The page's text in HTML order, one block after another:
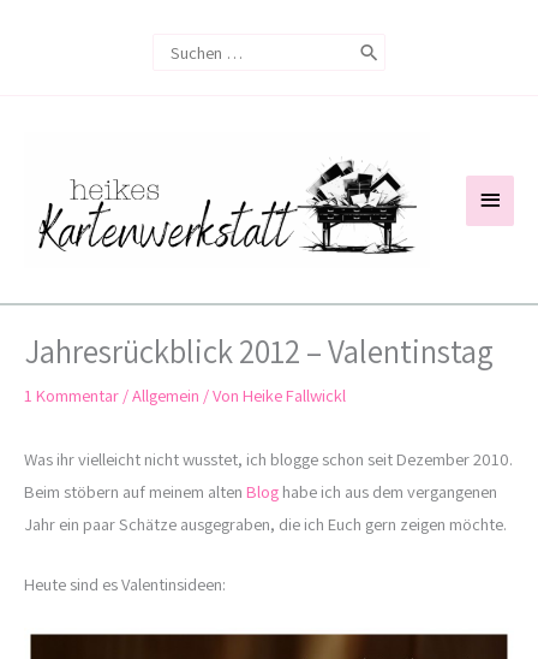
Search
Jahresrückblick 2012 – Valentinstag
1 Kommentar /Allgemein / Von Heike Fallwickl
Was ihr vielleicht nicht wusstet, ich blogge schon seit Dezember 2010.
Beim stöbern auf meinem alten Blog habe ich aus dem vergangenen
Jahr ein paar Schätze ausgegraben, die ich Euch gern zeigen möchte.
Heute sind es Valentinsideen: